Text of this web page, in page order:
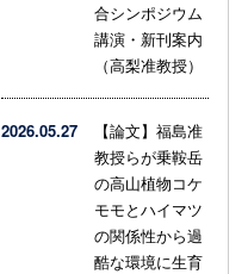
合シンポジウム
講演・新刊案内
（高梨准教授）
2026.05.27
【論文】福島准
教授らが乗鞍岳
の高山植物コケ
モモとハイマツ
の関係性から過
酷な環境に生育